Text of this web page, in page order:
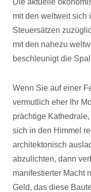
Die aktuelle
mit den weltweit sich
Steuersätzen
mit den nahezu
beschleunigt die
Wenn Sie auf einer
vermutlich eher Ihr
prächtige
sich in den Himmel
architektonisch
abzulichten, dann
manifestierter Macht
Geld, das diese